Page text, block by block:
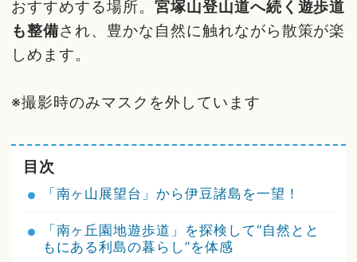
おすすめする場所。 宮塚山登山道へ続く遊歩道
も整備され、豊かな自然に触れながら散策が楽
しめます。
※撮影時のみマスクを外しています
目次
「南ヶ山展望台」から伊豆諸島を一望！
「南ヶ丘園地遊歩道」を探検して“自然とと
もにある利島の暮らし”を体感